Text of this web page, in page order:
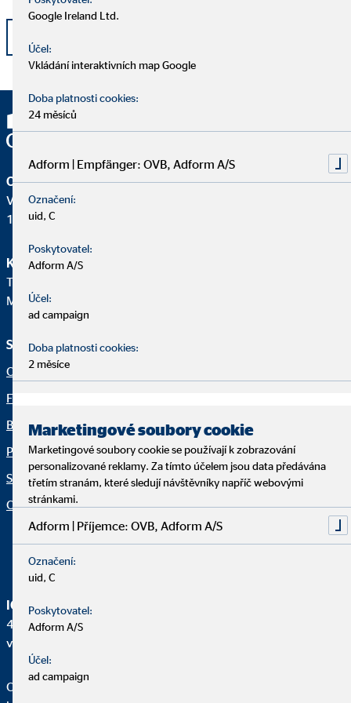
OVB Allfinanz, a.s.
V Parku 2343/24
148 00 Praha 4 – Chodov
Klientská linka
Telefon:
Mail:klient@ovb.cz
Služby a informace
O nás
Finanční řešení
Blog
Pro média
Servis
Organization: "Fakta OVB"
Netiketa
Udržitelnost v oblasti
investic/ESG
Nastavení souborů cookie
IČO:
48040410, společnost zapsána v obchodním rejstříku
vedeném Městským soudem v Praze v oddílu B, vložce 9697
OVB Allfinanz, a.s. je subjekt registrovaný u České národní
Google Ireland Ltd.
Účel:
Vkládání interaktivních map Google
Doba platnosti cookies:
24 měsíců
Adform | Empfänger: OVB, Adform A/S
Označení:
uid, C
Poskytovatel:
Adform A/S
Účel:
ad campaign
Doba platnosti cookies:
2 měsíce
Marketingové soubory cookie
Marketingové soubory cookie se používají k zobrazování
personalizované reklamy. Za tímto účelem jsou data předávána
třetím stranám, které sledují návštěvníky napříč webovými
stránkami.
Adform | Příjemce: OVB, Adform A/S
Označení:
uid, C
Poskytovatel:
Adform A/S
Účel:
ad campaign